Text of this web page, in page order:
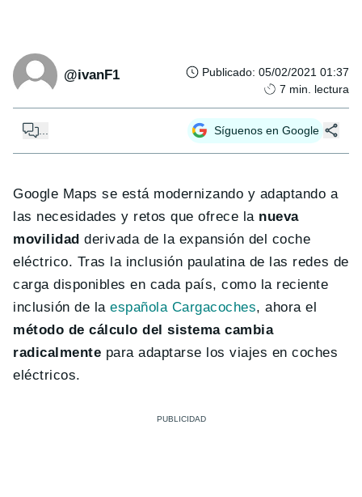
@ivanF1 Publicado: 05/02/2021 01:37
7 min. lectura
Síguenos en Google
Google Maps se está modernizando y adaptando a
las necesidades y retos que ofrece la nueva
movilidadderivada de la expansión del coche
eléctrico. Tras la inclusión paulatina de las redes de
carga disponibles en cada país, como la reciente
inclusión de laespañola Cargacoches, ahora el
método de cálculo del sistema cambia
radicalmente para adaptarse los viajes en coches
eléctricos.